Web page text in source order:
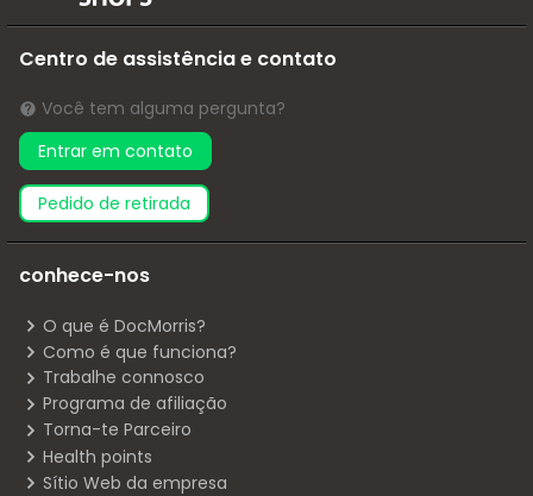
Centro de assistência e contato
Você tem alguma pergunta?
Entrar em contato
pedido de retirada
conhece-nos
O que é DocMorris?
Como é que funciona?
Trabalhe connosco
Programa de afiliação
Torna-te Parceiro
Health points
Sítio Web da empresa